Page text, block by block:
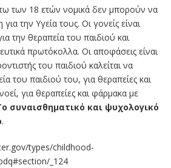
των 18 ετών νομικά δεν μπορούν να
την Υγεία τους. Οι γονείς είναι
την θεραπεία του παιδιού και
πρωτόκολλα. Οι αποφάσεις είναι
του παιδιού καλείται να
του παιδιού του, για θεραπείες και
για θεραπείες και φάρμακα με
συναισθηματικό και ψυχολογικό
.
types/childhood-
_124